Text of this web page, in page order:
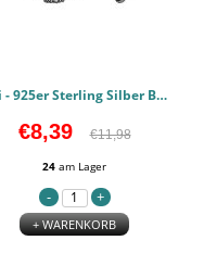
Bali - 925er Sterling Silber Bali Hoops PCJW38359
€8,39 €11,98
24 am Lager
+ WARENKORB